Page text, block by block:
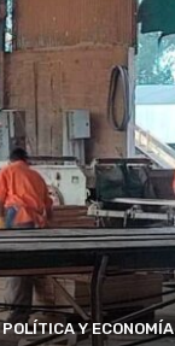
POLÍTICA Y ECONOMÍA